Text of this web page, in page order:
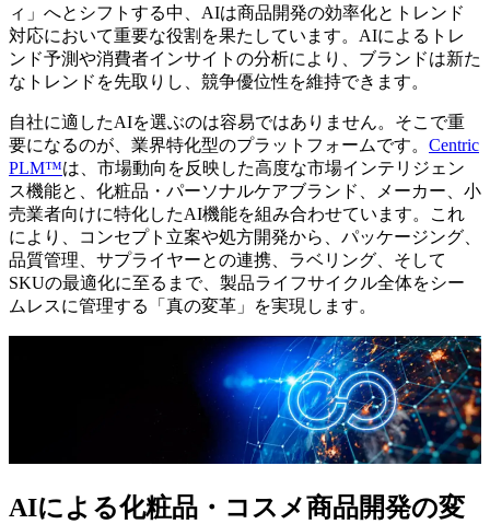
ィ」へとシフトする中、AIは商品開発の効率化とトレンド
対応において重要な役割を果たしています。AIによるトレ
ンド予測や消費者インサイトの分析により、ブランドは新た
なトレンドを先取りし、競争優位性を維持できます。
自社に適したAIを選ぶのは容易ではありません。そこで重
要になるのが、業界特化型のプラットフォームです。 Centric
PLM™は、市場動向を反映した高度な市場インテリジェン
ス機能と、化粧品・パーソナルケアブランド、メーカー、小
売業者向けに特化したAI機能を組み合わせています。これ
により、コンセプト立案や処方開発から、パッケージング、
品質管理、サプライヤーとの連携、ラベリング、そして
SKUの最適化に至るまで、製品ライフサイクル全体をシー
ムレスに管理する「真の変革」を実現します。
AIによる化粧品・ コスメ商品開発の変